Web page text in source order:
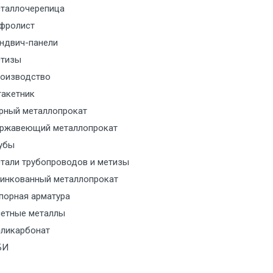
за МКАД
за МКАД
с транспортным
с транспортным
с транспортным
панели
металлопрокат
металлопрокат
трубопроводов и метизы
металлопрокат
арматура
металлы